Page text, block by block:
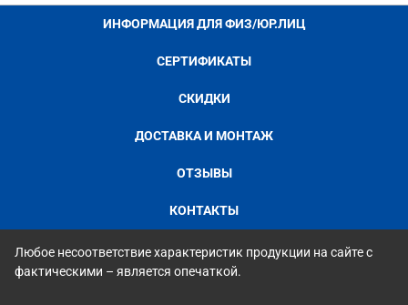
ИНФОРМАЦИЯ ДЛЯ ФИЗ/ЮР.ЛИЦ
СЕРТИФИКАТЫ
СКИДКИ
ДОСТАВКА И МОНТАЖ
ОТЗЫВЫ
КОНТАКТЫ
Любое несоответствие характеристик продукции на сайте с
фактическими – является опечаткой.